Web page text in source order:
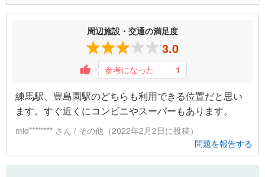
周辺施設・交通の満足度
3.0
参考になった 1
練馬駅、豊島園駅のどちらも利用できる位置だと思い
ます。すぐ近くにコンビニやスーパーもあります。
mid******** さん / その他（2022年2月2日に投稿）
問題を報告する